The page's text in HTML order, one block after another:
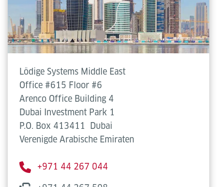
Lödige Systems Middle East
Office #615 Floor #6
Arenco Office Building 4
Dubai Investment Park 1
P.O. Box 413411
Dubai
Verenigde Arabische Emiraten
+971 44 267 044